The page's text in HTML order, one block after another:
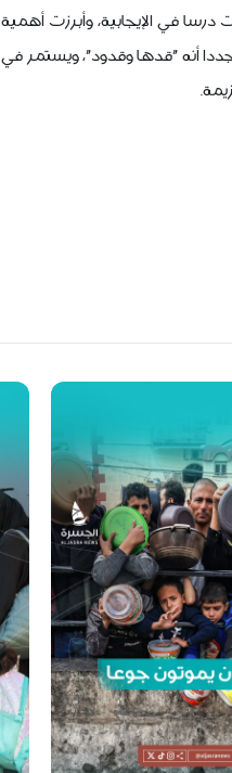
في الإيجابية، وأبرزت أهمية
أنه "قدها وقدود"، ويستمر في